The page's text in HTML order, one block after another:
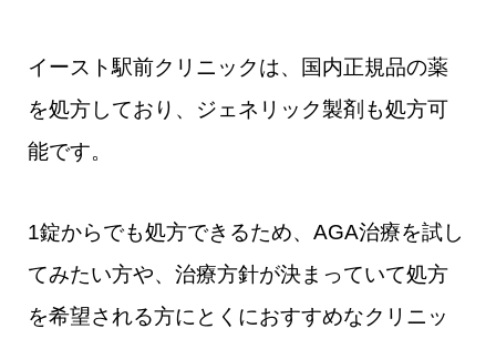
イースト駅前クリニックは、国内正規品の薬
を処方しており、ジェネリック製剤も処方可
能です。
1錠からでも処方できるため、AGA治療を試し
てみたい方や、治療方針が決まっていて処方
を希望される方にとくにおすすめなクリニッ